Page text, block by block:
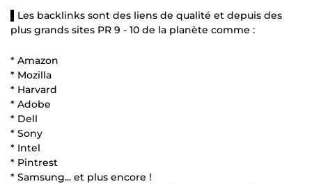
▌Les backlinks sont des liens de qualité et depuis des
plus grands sites PR 9 - 10 de la planète comme :
* Amazon
* Mozilla
* Harvard
* Adobe
* Dell
* Sony
* Intel
* Pintrest
* Samsung... et plus encore !